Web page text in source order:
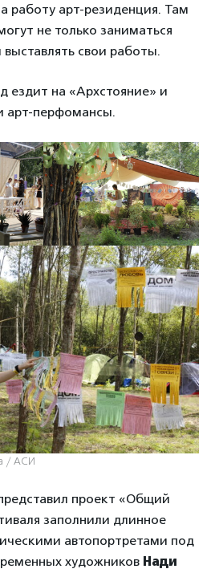
работу арт-резиденция. Там
не только заниматься
свои работы.
ездит на «Архстояние» и
арт-перфомансы.
/ АСИ
проект «Общий
заполнили длинное
автопортретами под
художников Нади